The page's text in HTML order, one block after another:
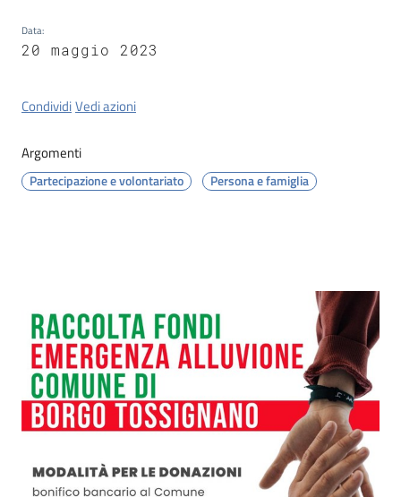
on-
line
Prenotazioni
Tutti
gli
argomenti
Data:
20 maggio 2023
CondividiVedi azioni
Argomenti
Partecipazione e volontariato Persona e famiglia